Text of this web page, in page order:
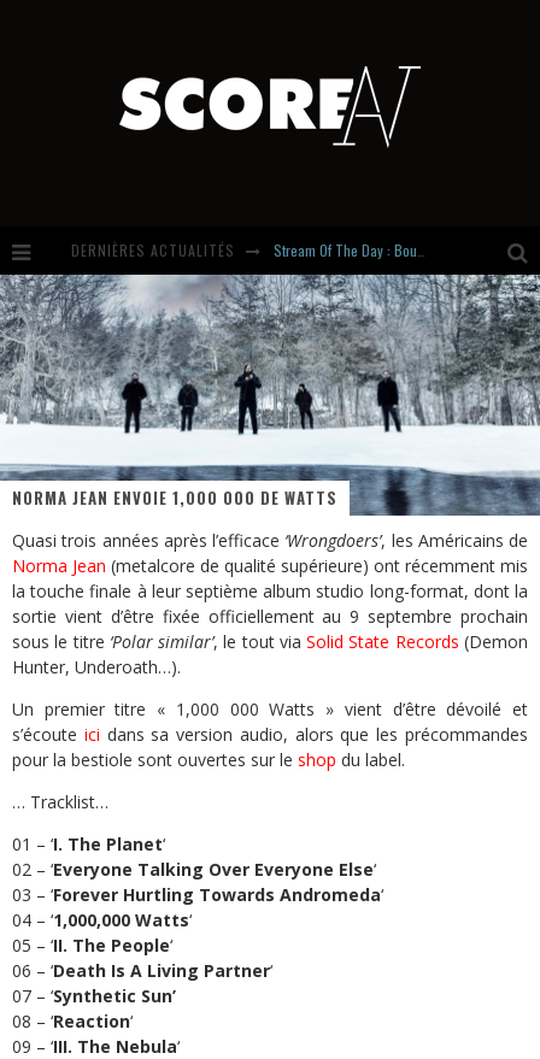
DERNIÈRES ACTUALITÉS
Russian Circles share « Empath » & « Eluvial » singles. Same Language. Different Damage.
Hardcore, Actually. Meet Cút Lộn
Introducing Newcomer : Gudewife
NORMA JEAN ENVOIE 1,000 000 DE WATTS
Quasi trois années après l’efficace ‘Wrongdoers’, les Américains de
Norma Jean (metalcore de qualité supérieure) ont récemment mis
la touche finale à leur septième album studio long-format, dont la
sortie vient d’être fixée officiellement au 9 septembre prochain
sous le titre ‘Polar similar’, le tout viaSolid State Records (Demon
Hunter, Underoath…).
Un premier titre « 1,000 000 Watts » vient d’être dévoilé et
s’écoute ici dans sa version audio, alors que les précommandes
pour la bestiole sont ouvertes sur le shop du label.
… Tracklist…
01 – ‘I. The Planet‘
02 – ‘Everyone Talking Over Everyone Else‘
03 – ‘Forever Hurtling Towards Andromeda‘
04 – ‘1,000,000 Watts‘
05 – ‘II. The People‘
06 – ‘Death Is A Living Partner‘
07 – ‘Synthetic Sun’
08 – ‘Reaction‘
09 – ‘III. The Nebula‘